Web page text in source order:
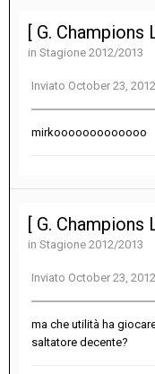
[ G. Champions
in Stagione 2012/2013
Inviato October 23, 2012
mirkooooooooooooo
[ G. Champions
in Stagione 2012/2013
Inviato October 23, 2012
ma che utilità ha
saltatore decente?